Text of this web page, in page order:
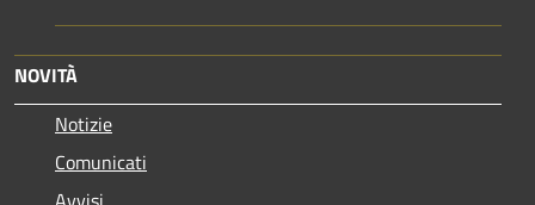
NOVITÀ
Notizie
Comunicati